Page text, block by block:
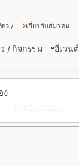
ง
/ กิจกรรม อีเวนต์
ยว /
เกี่ยวกับสมาคม